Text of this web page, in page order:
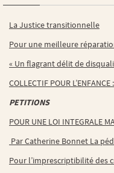
La Justice transitionnelle
Pour une meilleure
« Un flagrant délit de
COLLECTIF POUR
PETITIONS
POUR UNE LOI INTEGRALE
Par Catherine Bonnet La
Pour l’imprescriptibilité des